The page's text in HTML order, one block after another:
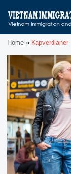
Home » Kapverdianer